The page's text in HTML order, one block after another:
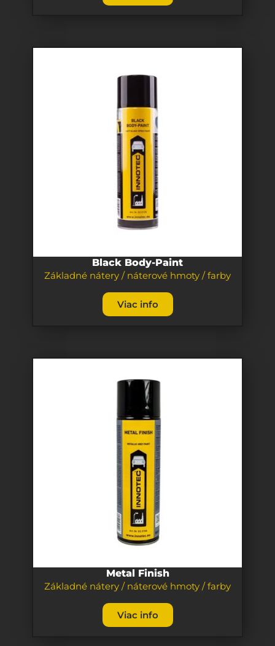
Black Body-Paint
Základné nátery / náterové hmoty / farby
Viac info
Metal Finish
Základné nátery / náterové hmoty / farby
Viac info